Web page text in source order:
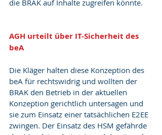
die BRAK auf Inhalte zugreifen könnte.
AGH urteilt über IT-Sicherheit des
beA
Die Kläger halten diese Konzeption des
beA für rechtswidrig und wollten der
BRAK den Betrieb in der aktuellen
Konzeption gerichtlich untersagen und
sie zum Einsatz einer tatsächlichen E2EE
zwingen. Der Einsatz des HSM gefährde